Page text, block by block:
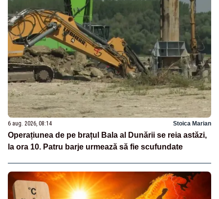
6 aug. 2026, 08:14 Stoica Marian
Operațiunea de pe brațul Bala al Dunării se reia astăzi,
la ora 10. Patru barje urmează să fie scufundate